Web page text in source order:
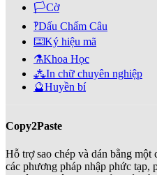
🏳️Cờ
‽Dấu Chấm Câu
⌨️Ký hiệu mã
⚗️Khoa Học
⁂In chữ chuyên nghiệp
🔮Huyền bí
Copy2Paste
Hỗ trợ sao chép và dán bằng
các phương pháp nhập phức tạp,